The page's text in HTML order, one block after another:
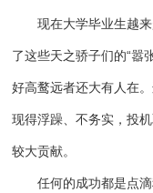
现在大学毕业生越
了这些天之骄子们的“嚣
好高鹜远者还大有人在
现得浮躁、不务实，投
较大贡献。
任何的成功都是点